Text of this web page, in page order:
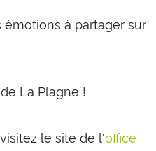
à partager sur
La Plagne !
le site de l'office